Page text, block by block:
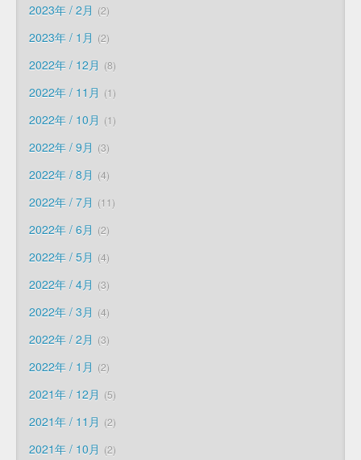
2023年 / 2月 2
2023年 / 1月 2
2022年 / 12月 8
2022年 / 11月 1
2022年 / 10月 1
2022年 / 9月 3
2022年 / 8月 4
2022年 / 7月 11
2022年 / 6月 2
2022年 / 5月 4
2022年 / 4月 3
2022年 / 3月 4
2022年 / 2月 3
2022年 / 1月 2
2021年 / 12月 5
2021年 / 11月 2
2021年 / 10月 2